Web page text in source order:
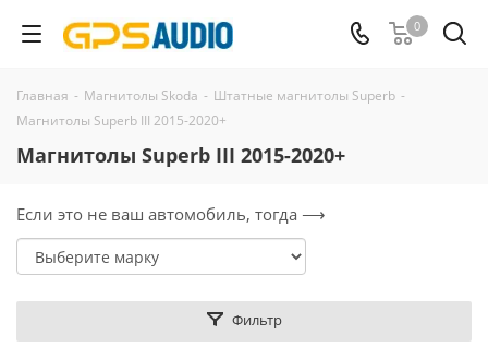
0
Главная - Магнитолы Skoda - Штатные магнитолы Superb -
Магнитолы Superb III 2015-2020+
Магнитолы Superb III 2015-2020+
Если это не ваш автомобиль, тогда ⟶
Фильтр